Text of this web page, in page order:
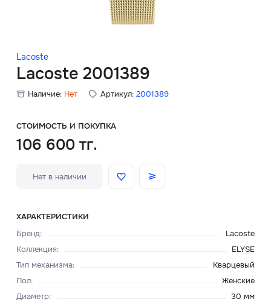
Lacoste
Lacoste 2001389
Наличие: Нет Артикул: 2001389
СТОИМОСТЬ И ПОКУПКА
106 600 тг.
Нет в наличии
ХАРАКТЕРИСТИКИ
Бренд:
Lacoste
Коллекция:
ELYSE
Тип механизма:
Кварцевый
Пол:
Женские
Диаметр:
30 мм
Скидки
Главная
О нас
Доставка и оплата